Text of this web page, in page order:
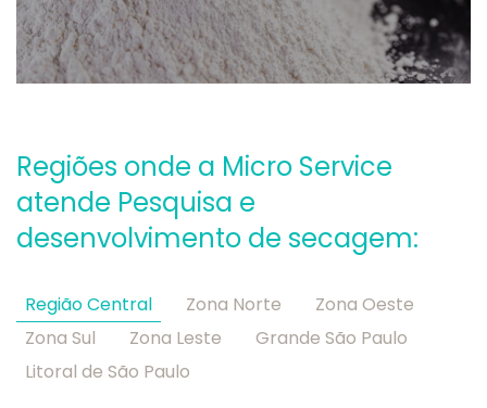
Regiões onde a Micro Service
atende Pesquisa e
desenvolvimento de secagem:
Região Central Zona Norte
Zona Oeste
Zona Sul
Zona Leste
Grande São Paulo
Litoral de São Paulo